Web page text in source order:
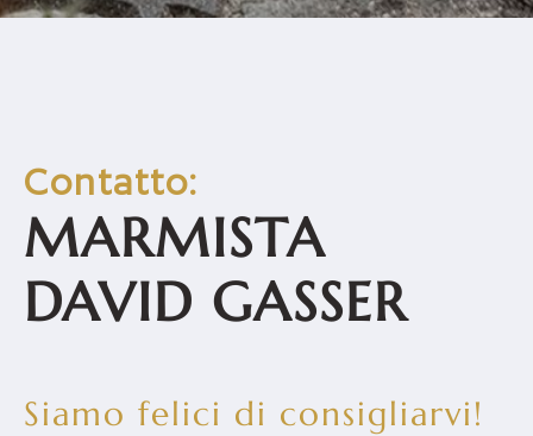
Contatto:
MARMISTA
DAVID GASSER
Siamo felici di consigliarvi!